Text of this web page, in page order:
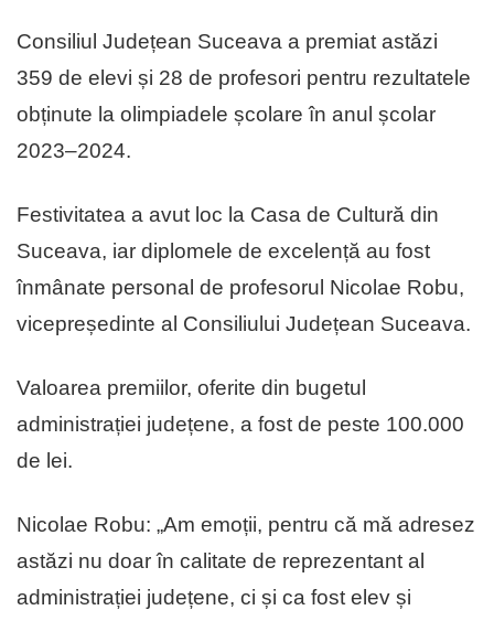
Consiliul Județean Suceava a premiat astăzi
359 de elevi și 28 de profesori pentru rezultatele
obținute la olimpiadele școlare în anul școlar
2023–2024.
Festivitatea a avut loc la Casa de Cultură din
Suceava, iar diplomele de excelență au fost
înmânate personal de profesorul Nicolae Robu,
vicepreședinte al Consiliului Județean Suceava.
Valoarea premiilor, oferite din bugetul
administrației județene, a fost de peste 100.000
de lei.
Nicolae Robu: „Am emoții, pentru că mă adresez
astăzi nu doar în calitate de reprezentant al
administrației județene, ci și ca fost elev și